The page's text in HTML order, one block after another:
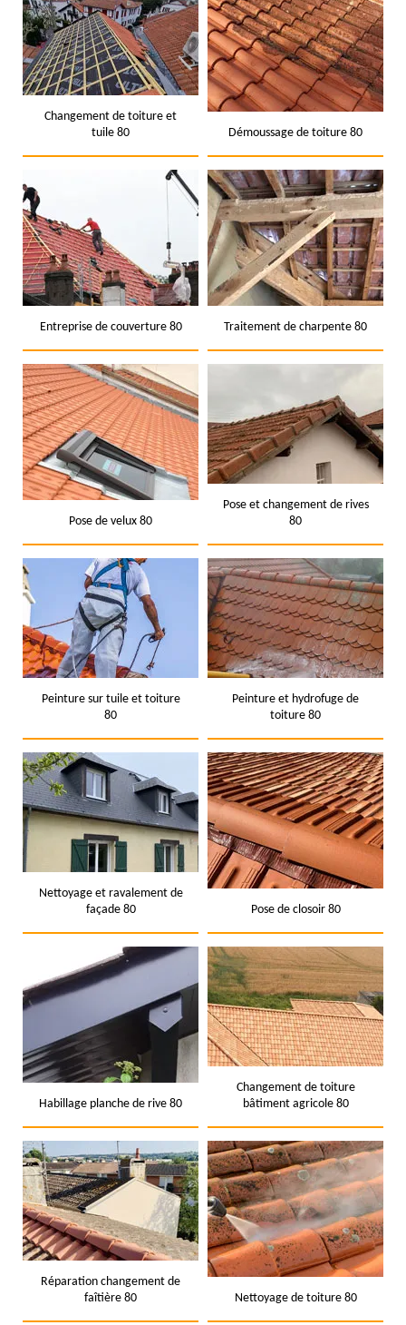
Changement de toiture et
tuile 80
Démoussage de toiture 80
Entreprise de couverture 80 Traitement de charpente 80
Pose de velux 80
Pose et changement de rives
80
Peinture sur tuile et toiture
80
Peinture et hydrofuge de
toiture 80
Nettoyage et ravalement de
façade 80
Pose de closoir 80
Habillage planche de rive 80
Changement de toiture
bâtiment agricole 80
Réparation changement de
faîtière 80
Nettoyage de toiture 80